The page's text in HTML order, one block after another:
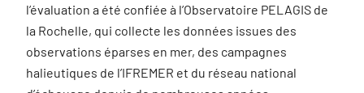
l’évaluation a été confiée à l’Observatoire PELAGIS de
la Rochelle, qui collecte les données issues des
observations éparses en mer, des campagnes
halieutiques de l’IFREMER et du réseau national